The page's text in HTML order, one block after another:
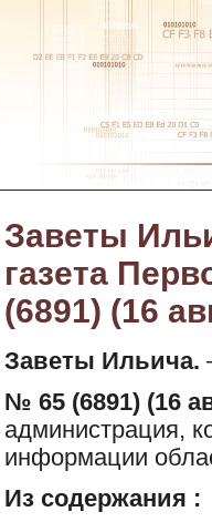
Заветы
газета
(6891) (16
Заветы Ильича.
№ 65 (6891) (16
администрация,
информации
Из содержания :